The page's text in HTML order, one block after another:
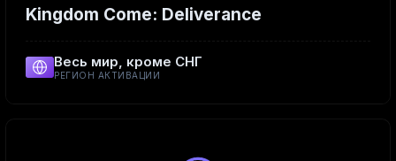
Kingdom Come: Deliverance
Весь мир, кроме СНГ
РЕГИОН АКТИВАЦИИ